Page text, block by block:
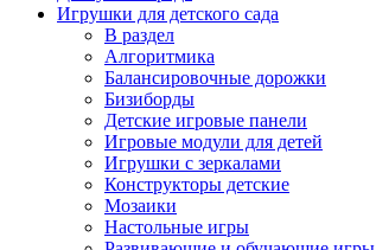
Игрушки для детского сада
В раздел
Алгоритмика
Балансировочные дорожки
Бизиборды
Детские игровые панели
Игровые модули для детей
Игрушки с зеркалами
Конструкторы детские
Мозаики
Настольные игры